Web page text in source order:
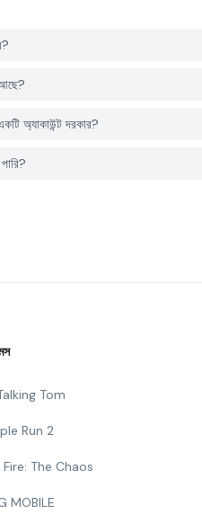
অ্যাকাউন্ট দরকার?
Tom
Run 2
Fire: The Chaos
MOBILE